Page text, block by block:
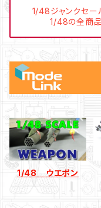
1/48ジャンクセー
1/48の全商
1/48 ウエポン